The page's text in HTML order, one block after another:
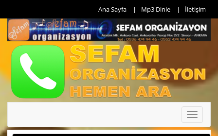
Ana Sayfa Mp3 Dinle İletişim
Toggle